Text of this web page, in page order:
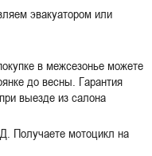
эвакуатором или
в межсезонье можете
до весны. Гарантия
выезде из салона
Получаете мотоцикл на